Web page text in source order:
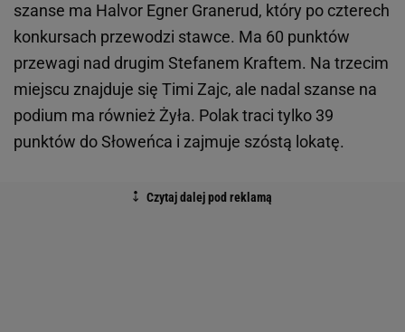
szanse ma Halvor Egner Granerud, który po czterech
konkursach przewodzi stawce. Ma 60 punktów
przewagi nad drugim Stefanem Kraftem. Na trzecim
miejscu znajduje się Timi Zajc, ale nadal szanse na
podium ma również Żyła. Polak traci tylko 39
punktów do Słoweńca i zajmuje szóstą lokatę.